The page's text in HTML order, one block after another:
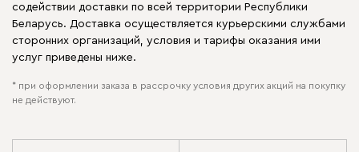
содействии доставки по всей территории Республики
Беларусь. Доставка осуществляется курьерскими службами
сторонних организаций, условия и тарифы оказания ими
услуг приведены ниже.
* при оформлении заказа в рассрочку условия других акций на покупку
не действуют.